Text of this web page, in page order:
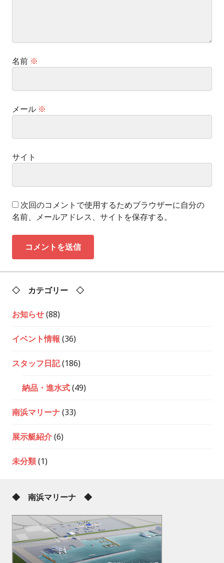
名前 ※
メール ※
サイト
次回のコメントで使用するためブラウザーに自分の
名前、メールアドレス、サイトを保存する。
◇ カテゴリー ◇
お知らせ(88)
イベント情報 (36)
スタッフ日記(186)
納品・進水式(49)
南浜マリーナ(33)
展示艇紹介(6)
未分類(1)
◆ 南浜マリーナ ◆